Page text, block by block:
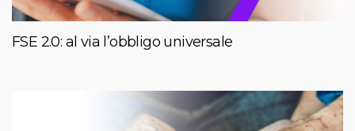
FSE 2.0: al via l’obbligo universale